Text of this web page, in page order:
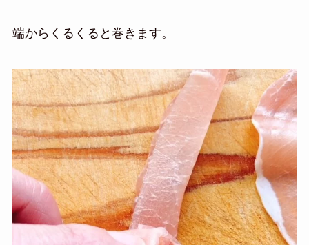
端からくるくると巻きます。